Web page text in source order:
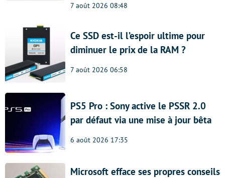
7 août 2026 08:48
Ce SSD est-il l’espoir ultime pour
diminuer le prix de la RAM ?
7 août 2026 06:58
PS5 Pro : Sony active le PSSR 2.0
par défaut via une mise à jour bêta
6 août 2026 17:35
Microsoft efface ses propres conseils